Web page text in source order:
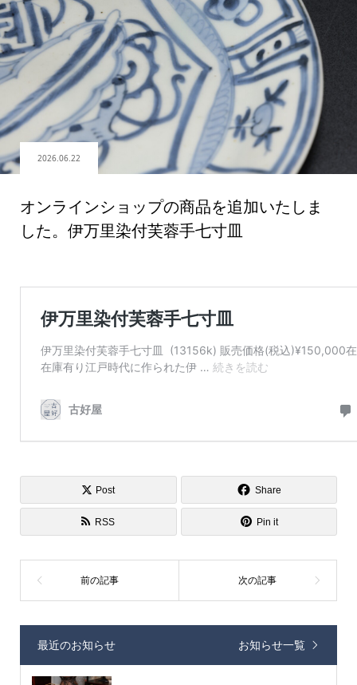
2026.06.22
オンラインショップの商品を追加いたしま
した。伊万里染付芙蓉手七寸皿
Post Share
RSS Pin it
最近のお知らせ お知らせ一覧